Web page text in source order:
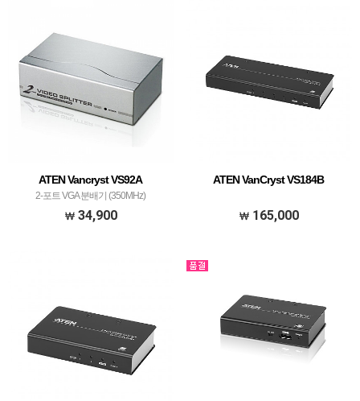
ATEN Vancryst VS92A
2-포트 VGA 분배기 (350MHz)
34,900
ATEN VanCryst VS184B
165,000